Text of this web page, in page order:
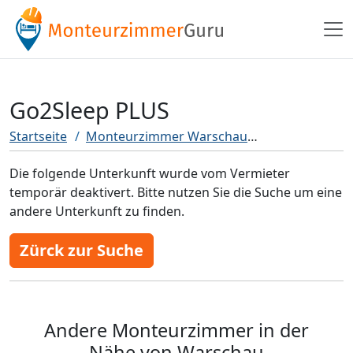
Go2Sleep PLUS
Startseite Monteurzimmer Warschau
Die folgende Unterkunft wurde vom Vermieter
temporär deaktivert. Bitte nutzen Sie die Suche um eine
andere Unterkunft zu finden.
Zürck zur Suche
Andere Monteurzimmer in der